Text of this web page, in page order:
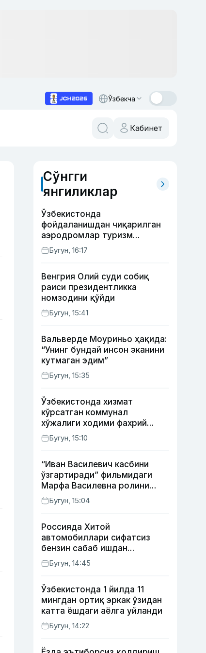
Ўзбекча
Кабинет
Сўнгги
янгиликлар
Ўзбекистонда
фойдаланишдан чиқарилган
аэродромлар туризм
мақсадида ижарага
берилиши мумкин
Бугун, 16:17
Венгрия Олий суди собиқ
раиси президентликка
номзодини қўйди
Бугун, 15:41
Вальверде Моуриньо ҳақида:
“Унинг бундай инсон эканини
кутмаган эдим”
Бугун, 15:35
Ўзбекистонда хизмат
кўрсатган коммунал
хўжалиги ходими фахрий
унвони таъсис этилиши
мумкин
Бугун, 15:10
“Иван Василевич касбини
ўзгартиради” фильмидаги
Марфа Василевна ролини
ижро этган актрисанинг
тақдири қандай кечди?
Бугун, 15:04
Россияда Хитой
автомобиллари сифатсиз
бензин сабаб ишдан
чиқмоқда
Бугун, 14:45
Ўзбекистонда 1 йилда 11
мингдан ортиқ эркак ўзидан
катта ёшдаги аёлга уйланди
Бугун, 14:22